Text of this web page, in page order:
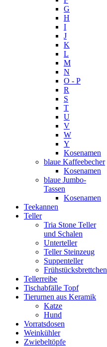
G
H
I
J
K
L
M
N
O - P
R
S
T
U
V
W
Y
Kosenamen
blaue Kaffeebecher
Kosenamen
blaue Jumbo-
Tassen
Kosenamen
Teekannen
Teller
Tria Stone Teller
und Schalen
Unterteller
Teller Steinzeug
Suppenteller
Frühstücksbrettchen
Tellerreibe
Tischabfälle Topf
Tierurnen aus Keramik
Katze
Hund
Vorratsdosen
Weinkühler
Zwiebeltöpfe